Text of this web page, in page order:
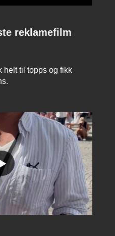
reklamefilm
helt til topps og fikk